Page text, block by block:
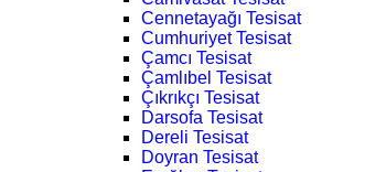
Cennetayağı Tesisat
Cumhuriyet Tesisat
Çamcı Tesisat
Çamlıbel Tesisat
Çıkrıkçı Tesisat
Darsofa Tesisat
Dereli Tesisat
Doyran Tesisat